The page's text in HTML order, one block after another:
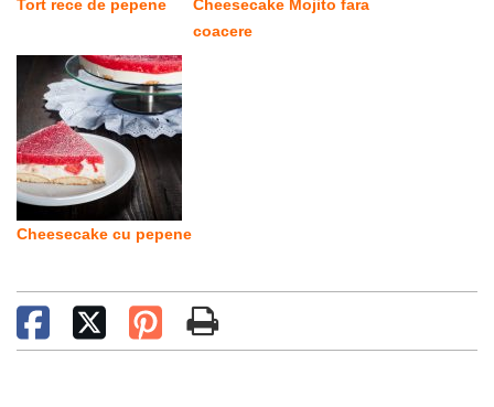
Tort rece de pepene
Cheesecake Mojito fara
coacere
Cheesecake cu pepene